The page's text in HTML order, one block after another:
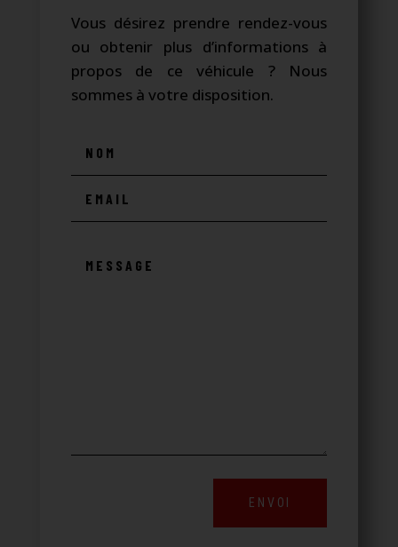
Vous désirez prendre rendez-vous
ou obtenir plus d’informations à
propos de ce véhicule ? Nous
sommes à votre disposition.
ENVOI